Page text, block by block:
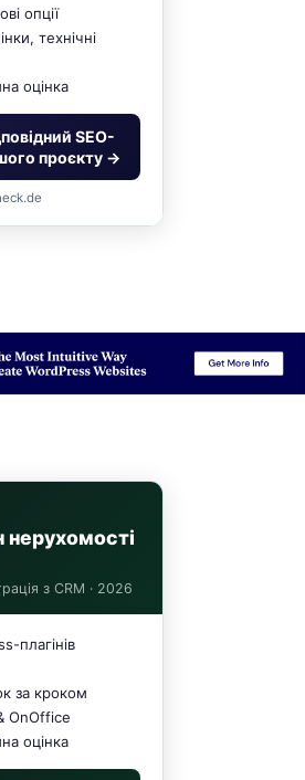
опції
технічні
оцінка
SEO-
проєкту →
нерухомості
з CRM · 2026
плагінів
за кроком
OnOffice
оцінка